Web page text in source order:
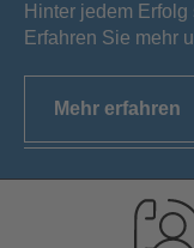
Hinter jedem
Erfahren Sie mehr
Mehr erfahren